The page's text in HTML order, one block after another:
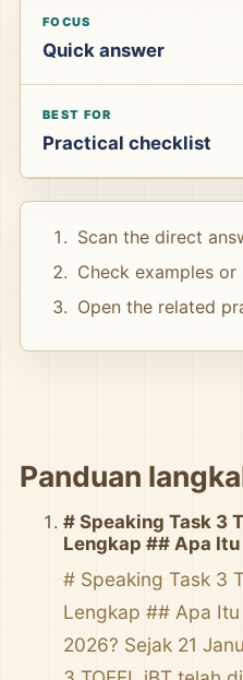
FOCUS
Quick answer
BEST FOR
Practical checklist
Scan the direct
Check examples or
Open the related
Panduan
# Speaking Task 3
Lengkap ## Apa Itu
# Speaking Task 3
Lengkap ## Apa Itu
2026? Sejak 21